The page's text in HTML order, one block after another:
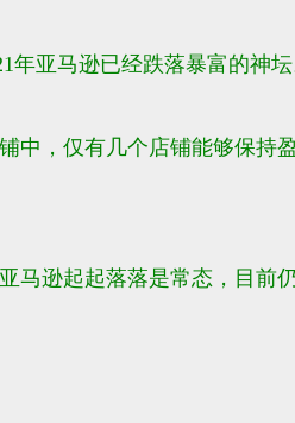
亚马逊已经跌落暴富的神坛
中，仅有几个店铺能够保持
马逊起起落落是常态，目前